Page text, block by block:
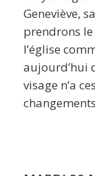
Geneviève,
prendrons
l’église
aujourd’hui
visage n’a